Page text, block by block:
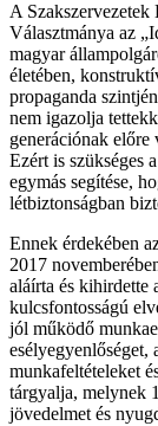
A
Választmánya az
magyar
életében,
propaganda
nem igazolja
generációnak
Ezért is szükséges
egymás segítése,
létbiztonságban
Ennek érdekében
2017
aláírta és kihirdette
kulcsfontosságú
jól működő
esélyegyenlőséget,
munkafeltételeket
tárgyalja, melynek
jövedelmet és